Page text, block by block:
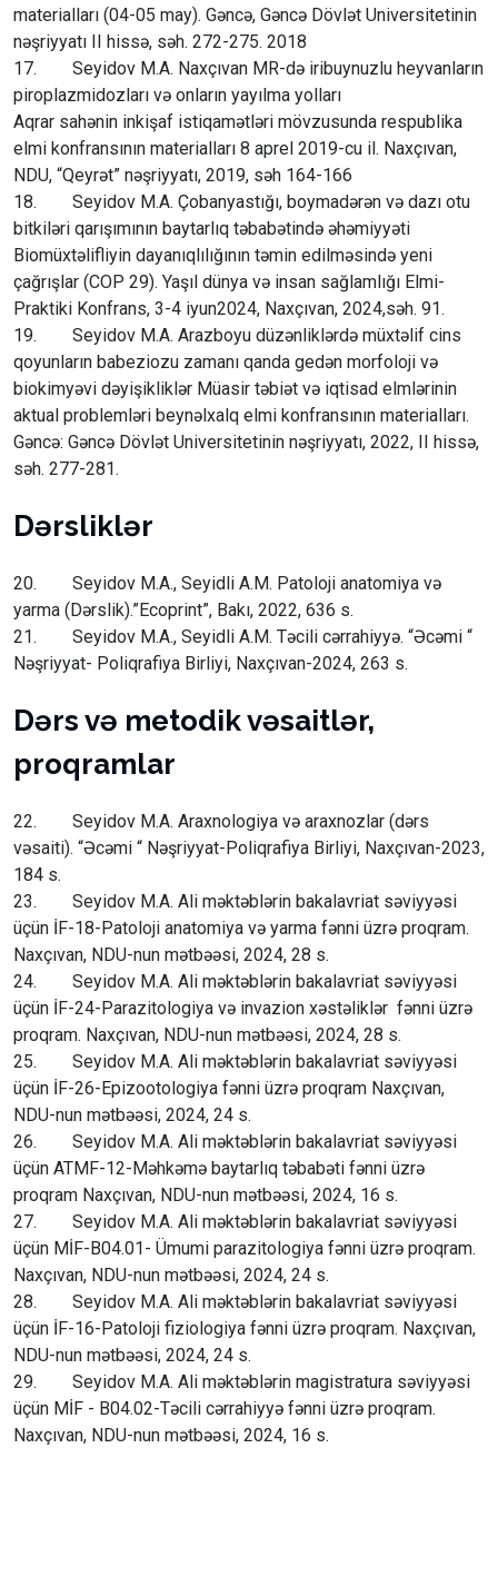
materialları (04-05 may). Gəncə, Gəncə Dövlət Universitetinin
nəşriyyatı II hissə, səh. 272-275. 2018
17. Seyidov M.A. Naxçıvan MR-də iribuynuzlu heyvanların
piroplazmidozları və onların yayılma yolları
Aqrar sahənin inkişaf istiqamətləri mövzusunda respublika
elmi konfransının materialları 8 aprel 2019-cu il. Naxçıvan,
NDU, “Qeyrət” nəşriyyatı, 2019, səh 164-166
18. Seyidov M.A. Çobanyastığı, boymadərən və dazı otu
bitkiləri qarışımının baytarlıq təbabətində əhəmiyyəti
Biomüxtəlifliyin dayanıqlılığının təmin edilməsində yeni
çağrışlar (COP 29). Yaşıl dünya və insan sağlamlığı Elmi-
Praktiki Konfrans, 3-4 iyun2024, Naxçıvan, 2024,səh. 91.
19. Seyidov M.A. Arazboyu düzənliklərdə müxtəlif cins
qoyunların babeziozu zamanı qanda gedən morfoloji və
biokimyəvi dəyişikliklər Müasir təbiət və iqtisad elmlərinin
aktual problemləri beynəlxalq elmi konfransının materialları.
Gəncə: Gəncə Dövlət Universitetinin nəşriyyatı, 2022, II hissə,
səh. 277-281.
Dərsliklər
20. Seyidov M.A., Seyidli A.M. Patoloji anatomiya və
yarma (Dərslik).”Ecoprint”, Bakı, 2022, 636 s.
21. Seyidov M.A., Seyidli A.M. Təcili cərrahiyyə. “Əcəmi “
Nəşriyyat- Poliqrafiya Birliyi, Naxçıvan-2024, 263 s.
Dərs və metodik vəsaitlər,
proqramlar
22. Seyidov M.A. Araxnologiya və araxnozlar (dərs
vəsaiti). “Əcəmi “ Nəşriyyat-Poliqrafiya Birliyi, Naxçıvan-2023,
184 s.
23. Seyidov M.A. Ali məktəblərin bakalavriat səviyyəsi
üçün İF-18-Patoloji anatomiya və yarma fənni üzrə proqram.
Naxçıvan, NDU-nun mətbəəsi, 2024, 28 s.
24. Seyidov M.A. Ali məktəblərin bakalavriat səviyyəsi
üçün İF-24-Parazitologiya və invazion xəstəliklər fənni üzrə
proqram. Naxçıvan, NDU-nun mətbəəsi, 2024, 28 s.
25. Seyidov M.A. Ali məktəblərin bakalavriat səviyyəsi
üçün İF-26-Epizootologiya fənni üzrə proqram Naxçıvan,
NDU-nun mətbəəsi, 2024, 24 s.
26. Seyidov M.A. Ali məktəblərin bakalavriat səviyyəsi
üçün ATMF-12-Məhkəmə baytarlıq təbabəti fənni üzrə
proqram Naxçıvan, NDU-nun mətbəəsi, 2024, 16 s.
27. Seyidov M.A. Ali məktəblərin bakalavriat səviyyəsi
üçün MİF-B04.01- Ümumi parazitologiya fənni üzrə proqram.
Naxçıvan, NDU-nun mətbəəsi, 2024, 24 s.
28. Seyidov M.A. Ali məktəblərin bakalavriat səviyyəsi
üçün İF-16-Patoloji fiziologiya fənni üzrə proqram. Naxçıvan,
NDU-nun mətbəəsi, 2024, 24 s.
29. Seyidov M.A. Ali məktəblərin magistratura səviyyəsi
üçün MİF - B04.02-Təcili cərrahiyyə fənni üzrə proqram.
Naxçıvan, NDU-nun mətbəəsi, 2024, 16 s.